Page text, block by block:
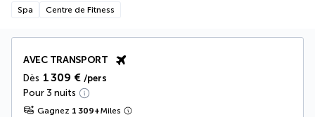
Spa Centre de Fitness
AVEC TRANSPORT
Dès 1 309 € /pers
Pour 3 nuits
Gagnez 1 309+Miles